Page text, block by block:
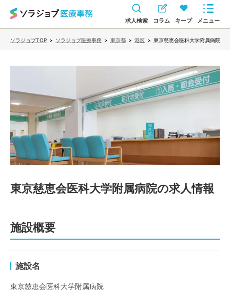
求人検索 コラム キープ メニュー
ソラジョブTOP > ソラジョブ医療事務 > 東京都 > 港区 > 東京慈恵会医科大学附属病院
東京慈恵会医科大学附属病院の求人情報
施設概要
施設名
東京慈恵会医科大学附属病院